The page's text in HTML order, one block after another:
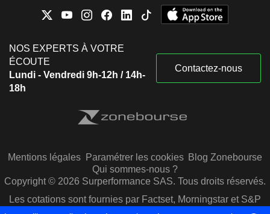
NOS EXPERTS À VOTRE
ÉCOUTE
Lundi - Vendredi 9h-12h / 14h-
18h
Contactez-nous
Mentions légales Paramétrer les cookies Blog Zonebourse
Qui sommes-nous ?
Copyright © 2026 Surperformance SAS. Tous droits réservés.
Les cotations sont fournies par Factset, Morningstar et S&P
Capital IQ